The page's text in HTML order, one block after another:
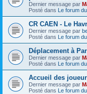
Dernier message par
Posté dans Le forum
CR CAEN - Le
Dernier message par
Posté dans Le forum
Déplacement à
Dernier message par
Posté dans Le forum
Accueil des
Dernier message par
Posté dans Le forum